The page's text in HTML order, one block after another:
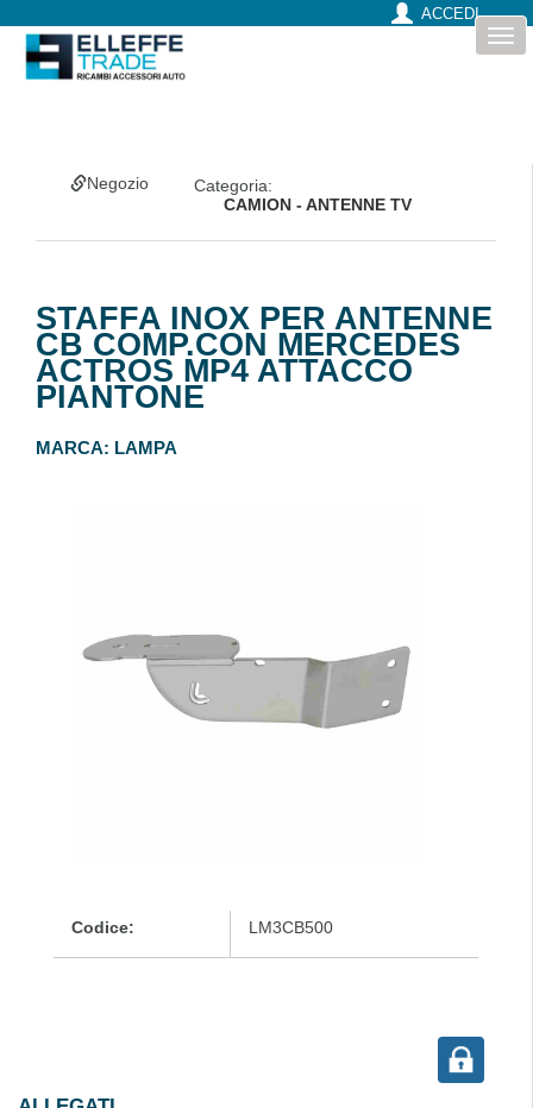
ACCEDI
Negozio
Categoria:
CAMION - ANTENNE TV
STAFFA INOX PER ANTENNE
CB COMP.CON MERCEDES
ACTROS MP4 ATTACCO
PIANTONE
MARCA: LAMPA
Codice: LM3CB500